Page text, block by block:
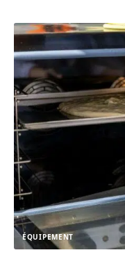
ÉQUIPEMENT